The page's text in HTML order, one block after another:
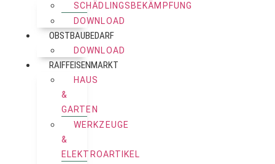
SCHÄDLINGSBEKÄMPFUNG
DOWNLOAD
OBSTBAUBEDARF
DOWNLOAD
RAIFFEISENMARKT
HAUS
&
GARTEN
WERKZEUGE
&
ELEKTROARTIKEL